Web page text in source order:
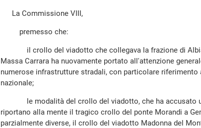
La Commissione VIII,
premesso che:
il crollo del viadotto che collegava la frazione di
Massa Carrara ha nuovamente portato all'attenzione
numerose infrastrutture stradali, con particolare
nazionale;
le modalità del crollo del viadotto, che ha accusato
riportano alla mente il tragico crollo del ponte Morandi a
parzialmente diverse, il crollo del viadotto Madonna del